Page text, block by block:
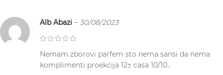
Alb Abazi – 30/08/2023
Nemam zborovi parfem sto nema sansi da nema
komplimenti proekcija 12± casa 10/10..